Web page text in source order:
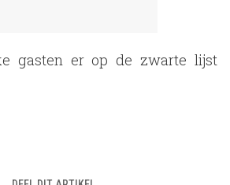
gasten er op de zwarte lijst